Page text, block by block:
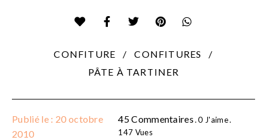
CONFITURE
CONFITURES
PÂTE À TARTINER
Publié le : 20 octobre
2010
45 Commentaires 0 J'aime
147 Vues